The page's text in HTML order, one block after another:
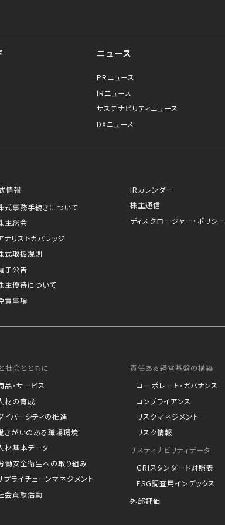
ニュース
PRニュース
IRニュース
サステナビリティニュース
DXニュース
情報
式事務手続きについて
主総会
ナリストカバレッジ
式取扱規則
子公告
主優待について
責事項
IRカレンダー
株主通信
ディスクロージャー・ポリシー
社会とともに
品・サービス
材の育成
イバーシティの推進
きがいのある職場環境
材基本データ
働安全衛生への取り組み
プライチェーンマネジメント
会貢献活動
責任ある経営基盤の構築
コーポレート・ガバナンス
コンプライアンス
リスクマネジメント
リスク情報
サスティナビリティデータ
GRIスタンダード対照表
ESG調査用インデックス
外部評価